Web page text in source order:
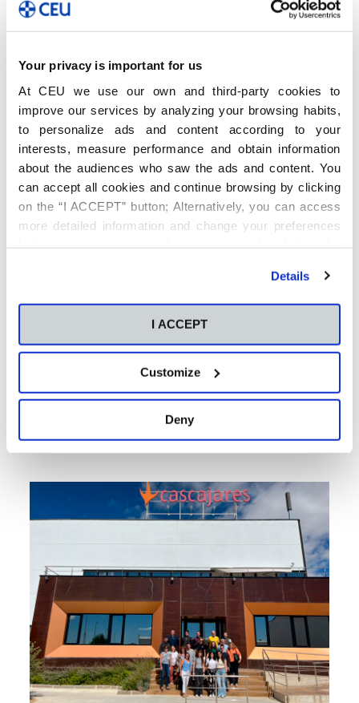
Your privacy is important for us
At CEU we use our own and third-party cookies to
improve our services by analyzing your browsing habits,
to personalize ads and content according to your
interests, measure performance and obtain information
about the audiences who saw the ads and content. You
can accept all cookies and continue browsing by clicking
on the “I ACCEPT” button; Alternatively, you can access
more detailed information and change your preferences
Details
I ACCEPT
Customize
Deny